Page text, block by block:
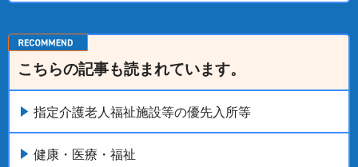
こちらの記事も読まれています。
指定介護老人福祉施設等の優先入所等
健康・医療・福祉